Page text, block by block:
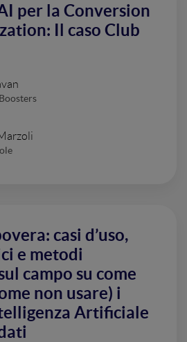
per la Conversion
Il caso Club
casi d’uso,
e metodi
campo su come
non usare) i
Artificiale